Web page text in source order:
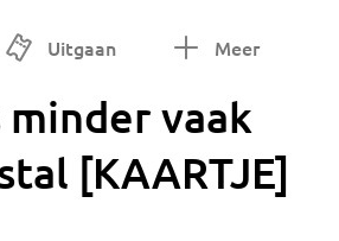
Uitgaan Meer
vaak
[KAARTJE]